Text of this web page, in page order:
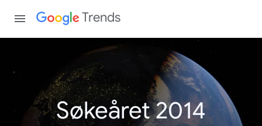
Trends
Søkeåret 2014